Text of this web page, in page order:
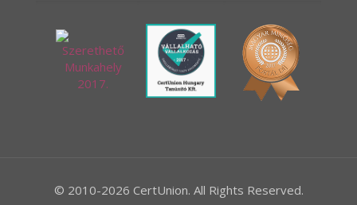
© 2010-2026 CertUnion. All Rights Reserved.